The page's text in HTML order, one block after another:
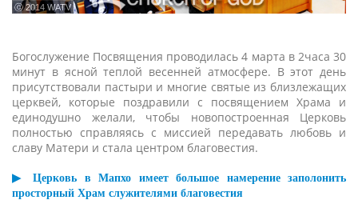
ⓒ 2014 WATV
Богослужение Посвящения проводилась 4 марта в 2часа 30
минут в ясной теплой весенней атмосфере. В этот день
присутствовали пастыри и многие святые из близлежащих
церквей, которые поздравили с посвящением Храма и
единодушно желали, чтобы новопостроенная Церковь
полностью справляясь с миссией передавать любовь и
славу Матери и стала центром благовестия.
▶ Церковь в Мапхо имеет большое намерение заполонить
просторный Храм служителями благовестия